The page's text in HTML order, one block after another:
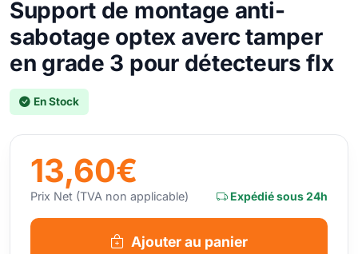
Support de montage anti-
sabotage optex averc tamper
en grade 3 pour détecteurs flx
En Stock
13,60€
Prix Net (TVA non applicable) Expédié sous 24h
Ajouter au panier